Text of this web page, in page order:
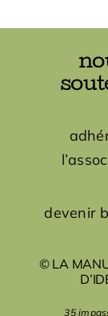
devenir
© LA
35